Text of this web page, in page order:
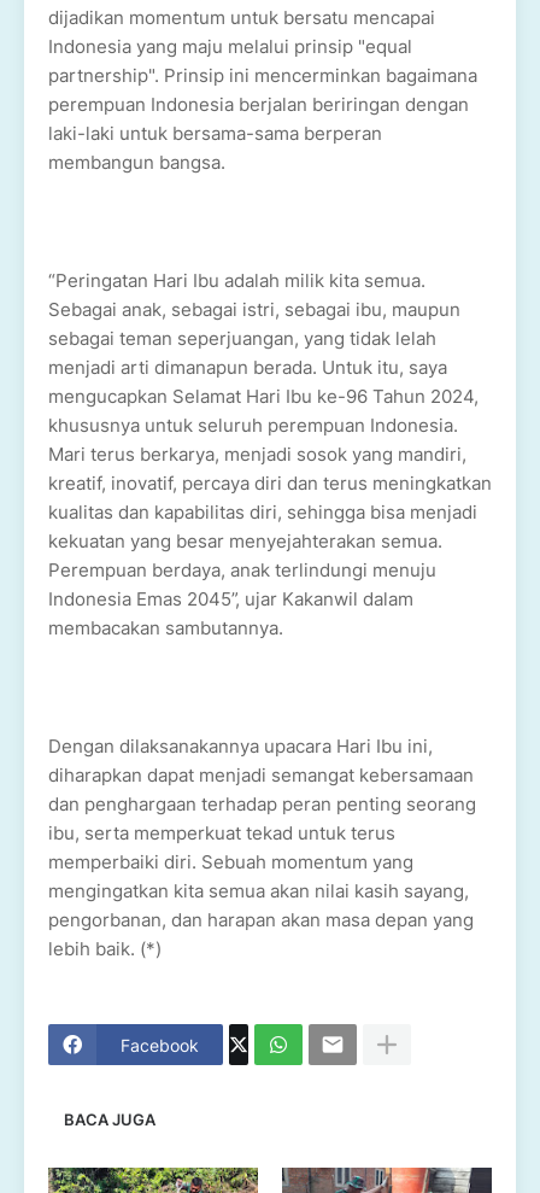
dijadikan momentum untuk bersatu mencapai
Indonesia yang maju melalui prinsip "equal
partnership". Prinsip ini mencerminkan bagaimana
perempuan Indonesia berjalan beriringan dengan
laki-laki untuk bersama-sama berperan
membangun bangsa.
“Peringatan Hari Ibu adalah milik kita semua.
Sebagai anak, sebagai istri, sebagai ibu, maupun
sebagai teman seperjuangan, yang tidak lelah
menjadi arti dimanapun berada. Untuk itu, saya
mengucapkan Selamat Hari Ibu ke-96 Tahun 2024,
khususnya untuk seluruh perempuan Indonesia.
Mari terus berkarya, menjadi sosok yang mandiri,
kreatif, inovatif, percaya diri dan terus meningkatkan
kualitas dan kapabilitas diri, sehingga bisa menjadi
kekuatan yang besar menyejahterakan semua.
Perempuan berdaya, anak terlindungi menuju
Indonesia Emas 2045”, ujar Kakanwil dalam
membacakan sambutannya.
Dengan dilaksanakannya upacara Hari Ibu ini,
diharapkan dapat menjadi semangat kebersamaan
dan penghargaan terhadap peran penting seorang
ibu, serta memperkuat tekad untuk terus
memperbaiki diri. Sebuah momentum yang
mengingatkan kita semua akan nilai kasih sayang,
pengorbanan, dan harapan akan masa depan yang
lebih baik. (*)
Facebook
BACA JUGA